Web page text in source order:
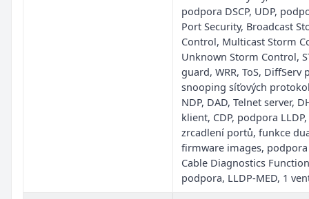
podpora DSCP, UDP,
Port Security, Broadcast
Control, Multicast Storm
Unknown Storm Control,
guard, WRR, ToS, DiffServ
snooping síťových
NDP, DAD, Telnet server,
klient, CDP, podpora
zrcadlení portů, funkce
firmware images, podpora
Cable Diagnostics
podpora, LLDP-MED, 1